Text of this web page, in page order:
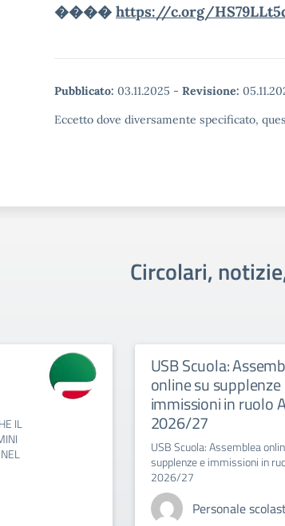
���� https://c.org/
Pubblicato: 03.11.2025 - Revisione:
Eccetto dove diversamente specificato,
Circolari,
IL
USB Scuola:
online su supplenze
immissioni in ruolo
2026/27
USB Scuola: Assemblea
supplenze e immissioni in
2026/27
Personale